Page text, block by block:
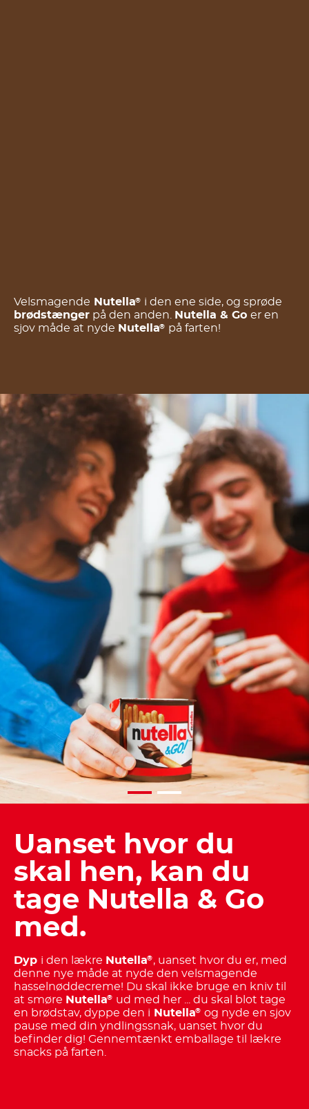
Velsmagende Nutella® i den ene side, og sprøde
brødstænger på den anden. Nutella & Go er en
sjov måde at nyde Nutella® på farten!
Uanset hvor du
skal hen, kan du
tage Nutella & Go
med.
Dyp i den lækre Nutella® , uanset hvor du er, med
denne nye måde at nyde den velsmagende
hasselnøddecreme! Du skal ikke bruge en kniv til
at smøre Nutella® ud med her ... du skal blot tage
en brødstav, dyppe den i Nutella® og nyde en sjov
pause med din yndlingssnak, uanset hvor du
befinder dig! Gennemtænkt emballage til lækre
snacks på farten.